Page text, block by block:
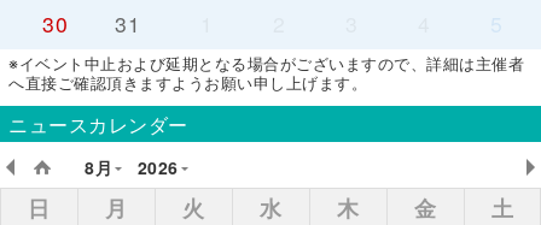
30
31 5
※イベント中止および延期となる場合がございますので、詳細は主催者
へ直接ご確認頂きますようお願い申し上げます。
ニュースカレンダー
8月
2026
日 月 火 水 木 金
土